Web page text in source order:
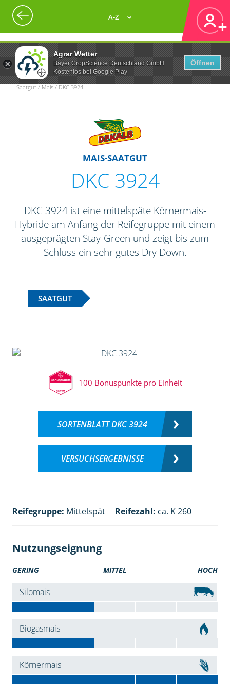
Agrar Wetter
Bayer CropScience Deutschland GmbH
Kostenlos bei Google Play
Öffnen
A-Z
Saatgut / Mais / DKC 3924
MAIS-SAATGUT
DKC 3924
DKC 3924 ist eine mittelspäte Körnermais-
Hybride am Anfang der Reifegruppe mit einem
ausgeprägten Stay-Green und zeigt bis zum
Schluss ein sehr gutes Dry Down.
SAATGUT
100 Bonuspunkte pro Einheit
SORTENBLATT DKC 3924
VERSUCHSERGEBNISSE
Reifegruppe: Mittelspät Reifezahl: ca. K 260
Nutzungseignung
GERING MITTEL HOCH
Silomais
Biogasmais
Körnermais